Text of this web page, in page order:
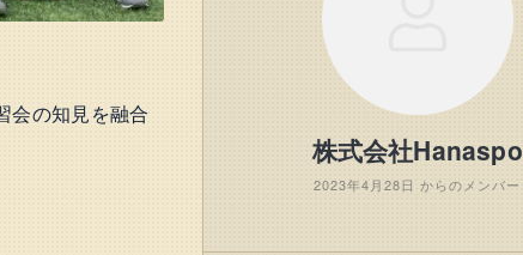
会の知見を融合
株式会社Hanaspo
2023年4月28日 からのメンバー